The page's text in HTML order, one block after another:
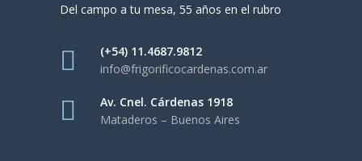
Del campo a tu mesa, 55 años en el rubro
(+54) 11.4687.9812
info@frigorificocardenas.com.ar
Av. Cnel. Cárdenas 1918
Mataderos – Buenos Aires